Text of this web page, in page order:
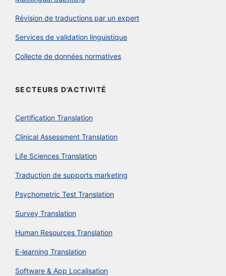
Révision de traductions par un expert
Services de validation linguistique
Collecte de données normatives
SECTEURS D’ACTIVITÉ
Certification Translation
Clinical Assessment Translation
Life Sciences Translation
Traduction de supports marketing
Psychometric Test Translation
Survey Translation
Human Resources Translation
E-learning Translation
Software & App Localisation